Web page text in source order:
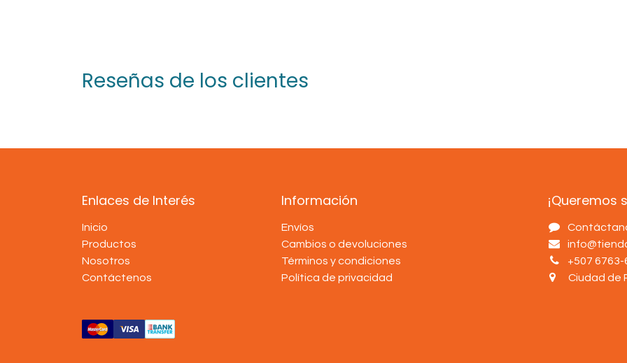
Reseñas de los clientes
Enlaces de Interés
Inicio
Productos
Nosotros
Contáctenos
Información
Envíos
Cambios o devoluciones
Términos y condiciones
Política de privacidad
¡Queremos
+507 6763-
Ciudad de